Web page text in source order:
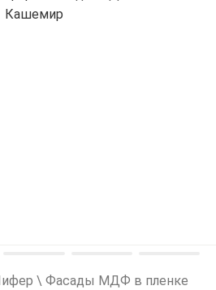
\ Фасады МДФ в пленке